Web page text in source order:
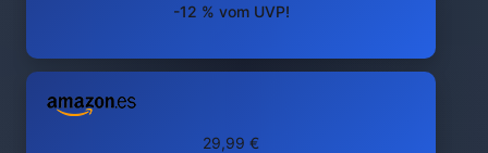
-12 % vom UVP!
29,99 €